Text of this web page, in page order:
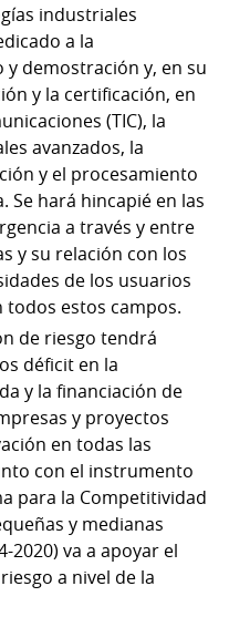
industriales
a la
demostración y, en su
y la certificación, en
(TIC), la
avanzados, la
y el procesamiento
Se hará hincapié en las
a través y entre
y su relación con los
de los usuarios
estos campos.
de riesgo tendrá
déficit en la
y la financiación de
y proyectos
en todas las
con el instrumento
para la Competitividad
y medianas
2020) va a apoyar el
a nivel de la